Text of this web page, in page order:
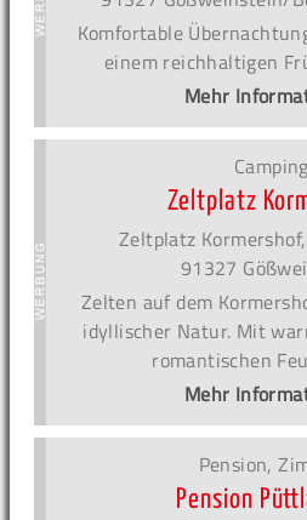
Komfortable
einem reichhaltigen
Mehr
Camping
Zeltplatz
Zeltplatz
91327
Zelten auf dem
idyllischer Natur. Mit
romantischen
Mehr
Pension,
Pension